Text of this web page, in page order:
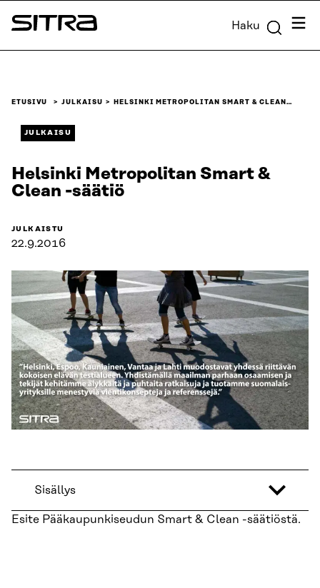
Siirry
suoraan
Sitra Haku
ETUSIVU JULKAISU HELSINKI METROPOLITAN SMART & CLEAN…
JULKAISU
Helsinki Metropolitan Smart &
Clean -säätiö
JULKAISTU
22.9.2016
Sisällys
Esite Pääkaupunkiseudun Smart & Clean -säätiöstä.